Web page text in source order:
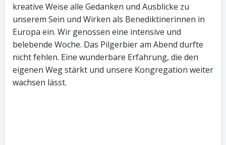
kreative Weise alle Gedanken und Ausblicke zu
unserem Sein und Wirken als Benediktinerinnen in
Europa ein. Wir genossen eine intensive und
belebende Woche. Das Pilgerbier am Abend durfte
nicht fehlen. Eine wunderbare Erfahrung, die den
eigenen Weg stärkt und unsere Kongregation weiter
wachsen lässt.